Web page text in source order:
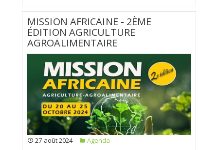
MISSION AFRICAINE - 2ÈME
ÉDITION AGRICULTURE
AGROALIMENTAIRE
27 août 2024
Agenda